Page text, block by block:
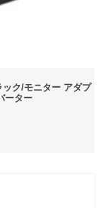
ク/モニター アダプ
ーター